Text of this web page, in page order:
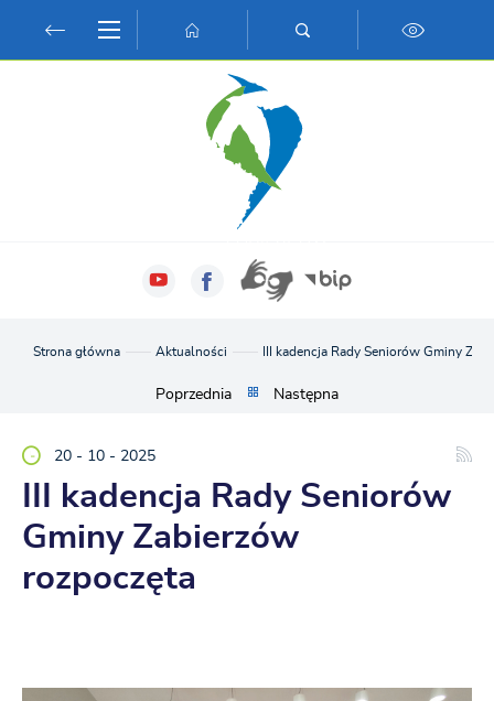
Przejdź do wyszukiwarki.
Przejdź do ustawień wielkości czcionki.
Włącz wersję kontrastową strony.
Strona główna Aktualności III kadencja Rady Seniorów Gminy
Poprzednia Następna
20 - 10 - 2025
III kadencja Rady Seniorów
Gminy Zabierzów
rozpoczęta